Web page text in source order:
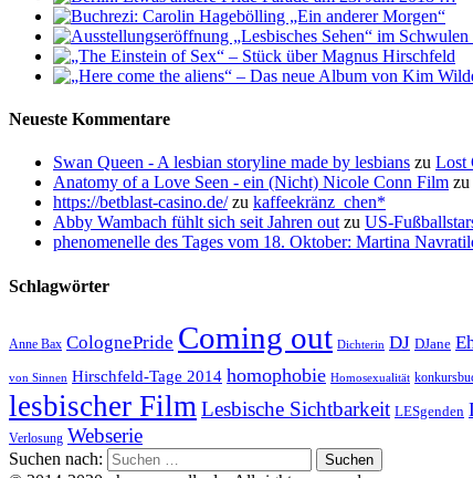
Neueste Kommentare
Swan Queen - A lesbian storyline made by lesbians zu Lost
Anatomy of a Love Seen - ein (Nicht) Nicole Conn Film zu
https://betblast-casino.de/zu kaffeekränz_chen*
Abby Wambach fühlt sich seit Jahren out zu US-
phenomenelle des Tages vom 18. Oktober: Martina
Schlagwörter
Anne Bax ColognePride Coming out Dichterin DJ DJane
von Sinnen Hirschfeld-Tage 2014 homophobie Homosexualität
lesbischer Film Lesbische Sichtbarkeit LESgenden
Verlosung Webserie
Suchen nach: